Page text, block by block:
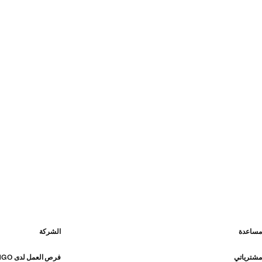
مساعدة الشركة
مشترياتي فرص العمل لدى MANGO